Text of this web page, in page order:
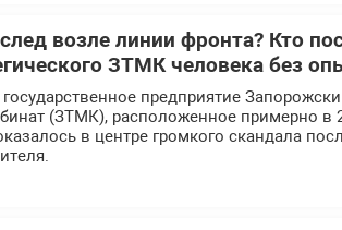
возле линии фронта? Кто
ЗТМК человека без
государственное предприятие
(ЗТМК), расположенное примерно в
в центре громкого скандала